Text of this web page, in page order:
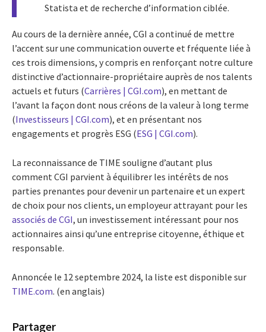
Statista et de recherche d’information ciblée.
Au cours de la dernière année, CGI a continué de mettre
l’accent sur une communication ouverte et fréquente liée à
ces trois dimensions, y compris en renforçant notre culture
distinctive d’actionnaire-propriétaire auprès de nos talents
actuels et futurs (Carrières | CGI.com), en mettant de
l’avant la façon dont nous créons de la valeur à long terme
(Investisseurs | CGI.com), et en présentant nos
engagements et progrès ESG (ESG | CGI.com).
La reconnaissance de TIME souligne d’autant plus
comment CGI parvient à équilibrer les intérêts de nos
parties prenantes pour devenir un partenaire et un expert
de choix pour nos clients, un employeur attrayant pour les
associés de CGI, un investissement intéressant pour nos
actionnaires ainsi qu’une entreprise citoyenne, éthique et
responsable.
Annoncée le 12 septembre 2024, la liste est disponible sur
TIME.com. (en anglais)
Partager